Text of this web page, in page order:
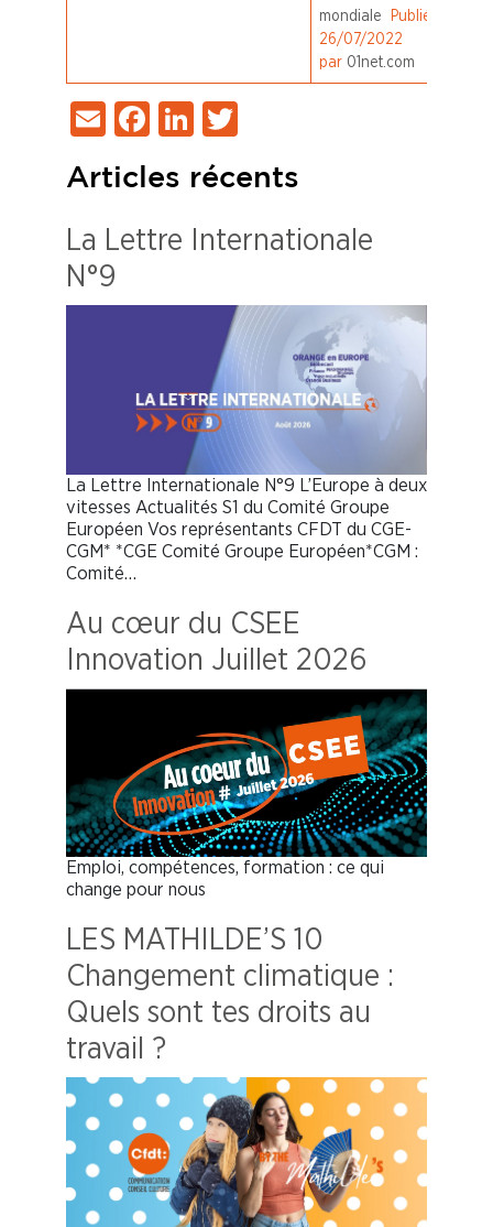
mondiale Publié le
26/07/2022
par 01net.com
EmailFacebook
LinkedIn
Articles récents
La Lettre Internationale
N°9
La Lettre Internationale N°9 L’Europe à deux
vitesses Actualités S1 du Comité Groupe
Européen Vos représentants CFDT du CGE-
CGM* *CGE Comité Groupe Européen*CGM :
Comité…
Au cœur du CSEE
Innovation Juillet 2026
Emploi, compétences, formation : ce qui
change pour nous
LES MATHILDE’S 10
Changement climatique :
Quels sont tes droits au
travail ?